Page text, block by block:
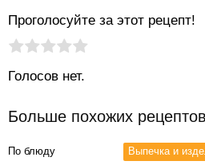
Проголосуйте за этот рецепт!
Рейтинг статьи:
Голосов нет.
Больше похожих
По блюду Выпечка и